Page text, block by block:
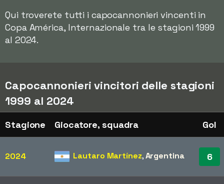
Qui troverete tutti i capocannonieri vincenti in
Copa América, Internazionale tra le stagioni 1999
al 2024.
Capocannonieri vincitori delle stagioni
1999 al 2024
Stagione Giocatore, squadra Gol
2024 Lautaro Martínez,Argentina 6